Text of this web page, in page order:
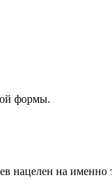
формы.
нацелен на именно